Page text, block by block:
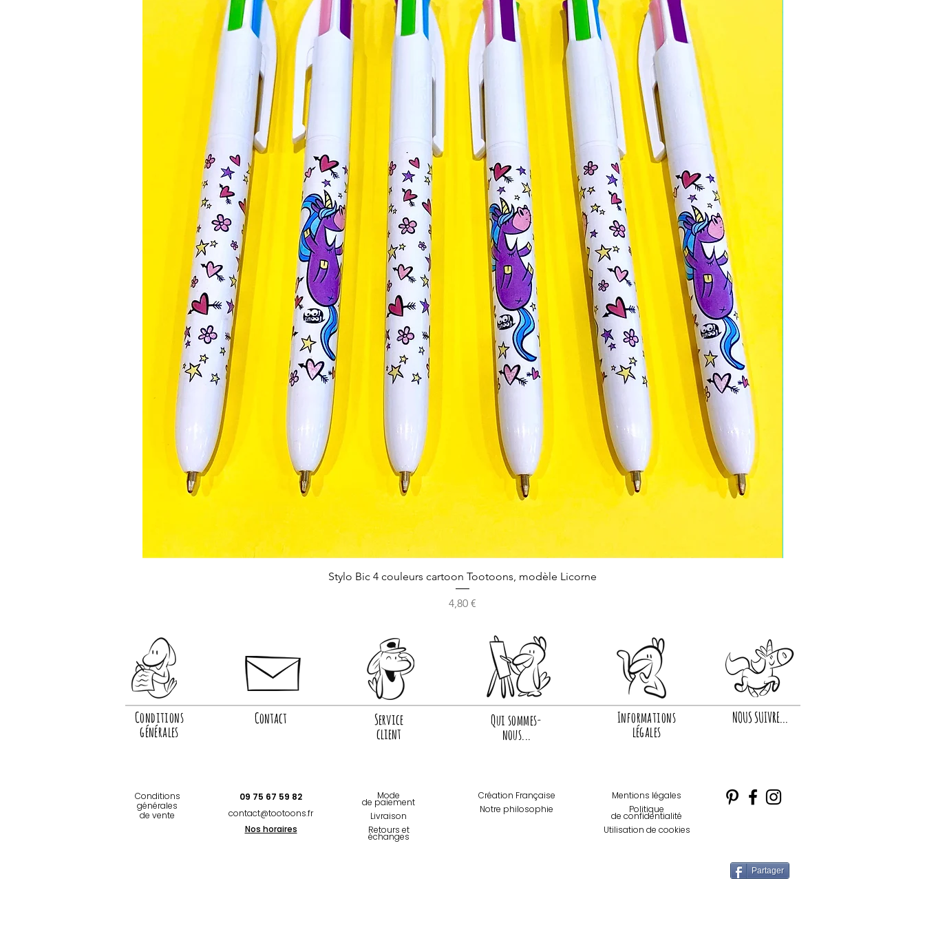
Création originale réalisée par notre artiste Léane
de Christen.
Tous nos produits sont fabriqués sur place et
imprimés à la main dans notre atelier à Vienne en
Isère. Nous sélectionnons soigneusement nos
produits afin de limiter l'empreinte carbone et le
plastique, beaucoup de nos textiles sont en
coton bio. Nous collaborons avec une couturière
locale sur plusieurs produits.
Pour conserver au mieux nostee-shirts Tootoons
nous conseillons un lavage à l'envers à 30°C, ainsi
qu'un repassage à l'envers.
Stylo Bic 4 couleurs cartoon Tootoons, modèle Licorne
Prix
4,80 €
Conditions
générales
Contact
Service
client
Qui sommes-
nous...
Informations
légales
NOUS SUIVRE...
Conditions
générales
de vente
09 75 67 59 82
contact@tootoons.fr
Nos horaires
Mode
de paiement
Livraison
Retours et
échanges
Création Française
Notre philosophie
Mentions légales
Politique
de confidentialité
Utilisation de cookies
Partager